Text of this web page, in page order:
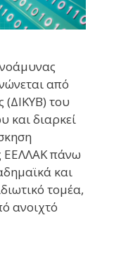
από
του
και διαρκεί
ΕΕΛΛΑΚ πάνω
και
τομέα,
ανοιχτό